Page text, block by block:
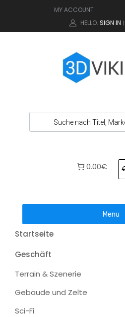
MY ACCOUNT
HELLO. SIGN IN |
0.00€
Menu
Startseite
Geschäft
Terrain & Szenerie
Gebäude und Zelte
Sci-Fi